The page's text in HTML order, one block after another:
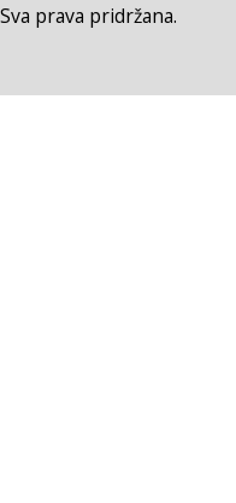
prava pridržana.